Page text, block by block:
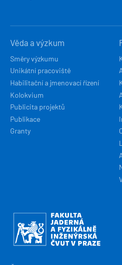
Věda a výzkum
Směry výzkumu
Unikátní pracoviště
Habilitační a jmenovací řízení
Kolokvium
Publicita projektů
Publikace
Granty
Obrázek